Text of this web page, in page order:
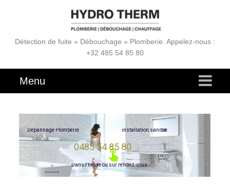
Détection de fuite » Débouchage » Plomberie. Appelez-nous :
+32 485 54 85 80
Menu
Dépannage Plomberie
0485 54 85 80
installation sanitaire
Dansl'heureousur rendez-vous